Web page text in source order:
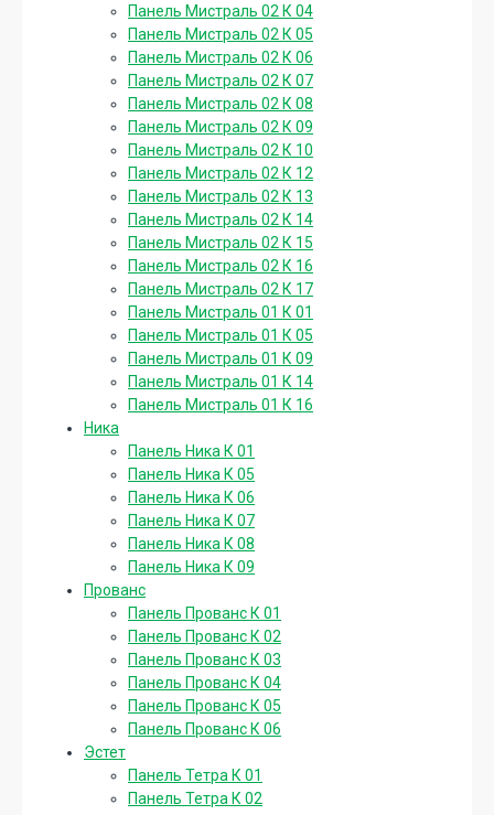
Панель Мистраль 02 К 04
Панель Мистраль 02 К 05
Панель Мистраль 02 К 06
Панель Мистраль 02 К 07
Панель Мистраль 02 К 08
Панель Мистраль 02 К 09
Панель Мистраль 02 К 10
Панель Мистраль 02 К 12
Панель Мистраль 02 К 13
Панель Мистраль 02 К 14
Панель Мистраль 02 К 15
Панель Мистраль 02 К 16
Панель Мистраль 02 К 17
Панель Мистраль 01 К 01
Панель Мистраль 01 К 05
Панель Мистраль 01 К 09
Панель Мистраль 01 К 14
Панель Мистраль 01 К 16
Ника
Панель Ника К 01
Панель Ника К 05
Панель Ника К 06
Панель Ника К 07
Панель Ника К 08
Панель Ника К 09
Прованс
Панель Прованс К 01
Панель Прованс К 02
Панель Прованс К 03
Панель Прованс К 04
Панель Прованс К 05
Панель Прованс К 06
Эстет
Панель Тетра К 01
Панель Тетра К 02